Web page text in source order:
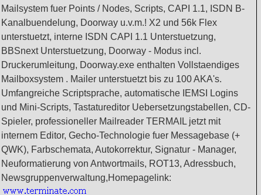
Mailsystem fuer Points / Nodes, Scripts, CAPI 1.1, ISDN B-
Kanalbuendelung, Doorway u.v.m.! X2 und 56k Flex
unterstuetzt, interne ISDN CAPI 1.1 Unterstuetzung,
BBSnext Unterstuetzung, Doorway - Modus incl.
Druckerumleitung, Doorway.exe enthalten Vollstaendiges
Mailboxsystem . Mailer unterstuetzt bis zu 100 AKA's.
Umfangreiche Scriptsprache, automatische IEMSI Logins
und Mini-Scripts, Tastatureditor Uebersetzungstabellen, CD-
Spieler, professioneller Mailreader TERMAIL jetzt mit
internem Editor, Gecho-Technologie fuer Messagebase (+
QWK), Farbschemata, Autokorrektur, Signatur - Manager,
Neuformatierung von Antwortmails, ROT13, Adressbuch,
Newsgruppenverwaltung,Homepagelink: